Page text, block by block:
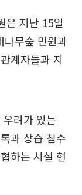
은 지난 15일
나무숲 민원과
계자들과 지
려가 있는
과 상습 침수
하는 시설 현